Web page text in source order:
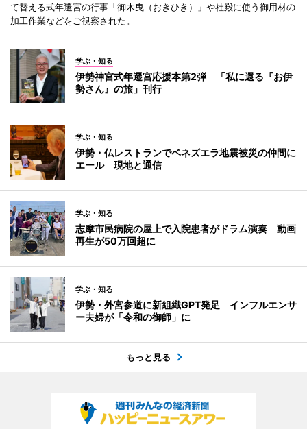
て替える式年遷宮の行事「御木曳（おきひき）」や社殿に使う御用材の
加工作業などをご視察された。
学ぶ・知る
伊勢神宮式年遷宮応援本第2弾 「私に還る『お伊
勢さん』の旅」刊行
学ぶ・知る
伊勢・仏レストランでベネズエラ地震被災の仲間に
エール 現地と通信
学ぶ・知る
志摩市民病院の屋上で入院患者がドラム演奏 動画
再生が50万回超に
学ぶ・知る
伊勢・外宮参道に新組織GPT発足 インフルエンサ
ー夫婦が「令和の御師」に
もっと見る